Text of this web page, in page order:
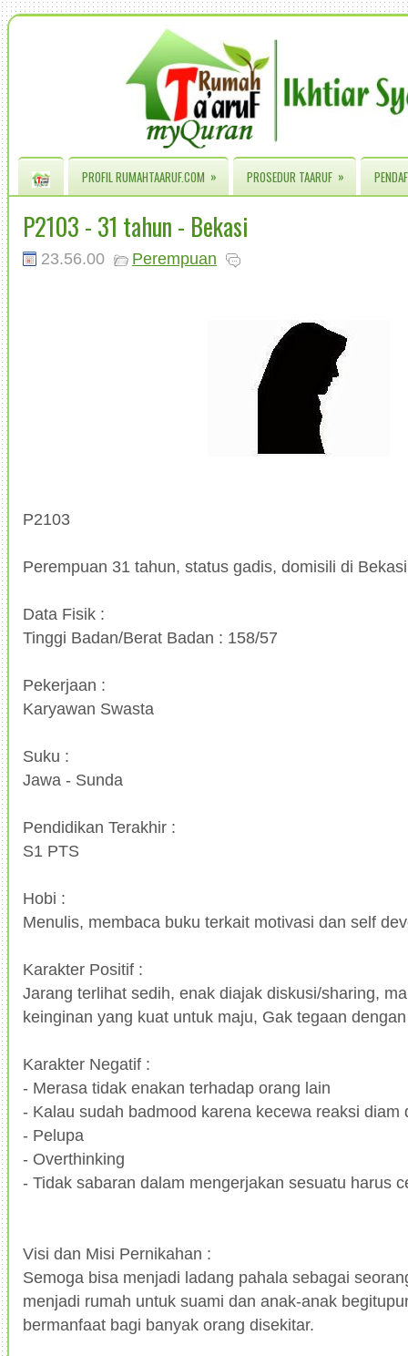
PROFIL RUMAHTAARUF.COM » PROSEDUR TAARUF »
P2103 - 31 tahun - Bekasi
23.56.00 Perempuan
P2103
Perempuan 31 tahun, status gadis, domisili di Bekasi
Data Fisik :
Tinggi Badan/Berat Badan : 158/57
Pekerjaan :
Karyawan Swasta
Suku :
Jawa - Sunda
Pendidikan Terakhir :
S1 PTS
Hobi :
Menulis, membaca buku terkait motivasi dan self
Karakter Positif :
Jarang terlihat sedih, enak diajak diskusi/sharing,
keinginan yang kuat untuk maju, Gak tegaan
Karakter Negatif :
- Merasa tidak enakan terhadap orang lain
- Kalau sudah badmood karena kecewa reaksi diam
- Pelupa
- Overthinking
- Tidak sabaran dalam mengerjakan sesuatu harus
Visi dan Misi Pernikahan :
Semoga bisa menjadi ladang pahala sebagai
menjadi rumah untuk suami dan anak-anak
bermanfaat bagi banyak orang disekitar.